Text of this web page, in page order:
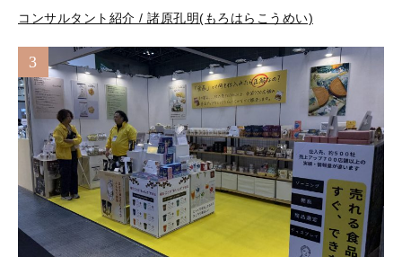
コンサルタント紹介 / 諸原孔明(もろはらこうめい)
3